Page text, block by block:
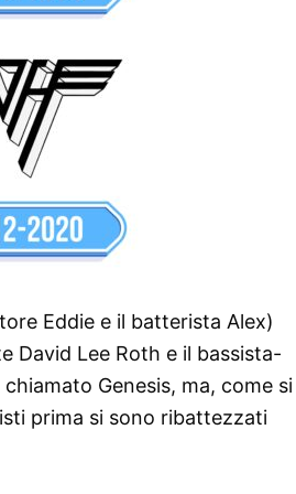
Eddie e il batterista Alex)
David Lee Roth e il bassista-
Genesis, ma, come si
prima si sono ribattezzati